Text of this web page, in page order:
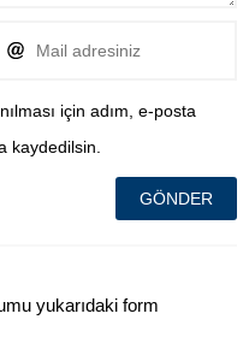
için adım, e-posta
kaydedilsin.
yukarıdaki form